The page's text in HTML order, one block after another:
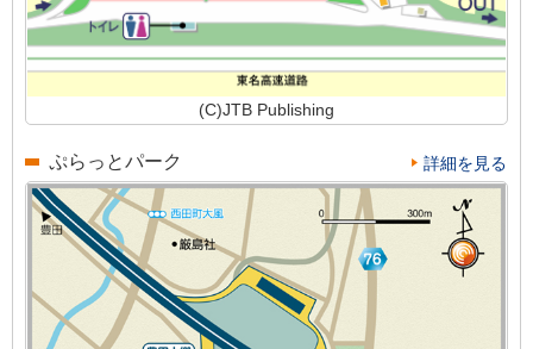
(C)JTB Publishing
ぷらっとパーク 詳細を見る